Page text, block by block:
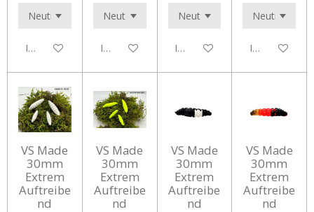
In den WarenkorbIn den WarenkorbIn den WarenkorbIn den
VS Made
30mm
Extrem
Auftreibe
nd
VS Made
30mm
Extrem
Auftreibe
nd
VS Made
30mm
Extrem
Auftreibe
nd
VS Made
30mm
Extrem
Auftreibe
nd